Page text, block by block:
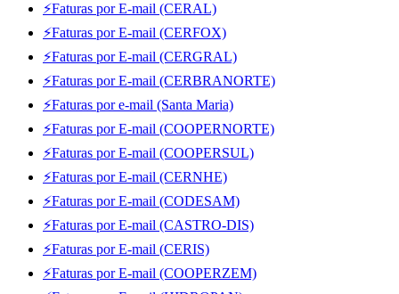
⚡Faturas por E-mail (CERAL)
⚡Faturas por E-mail (CERFOX)
⚡Faturas por E-mail (CERGRAL)
⚡Faturas por E-mail (CERBRANORTE)
⚡Faturas por e-mail (Santa Maria)
⚡Faturas por E-mail (COOPERNORTE)
⚡Faturas por E-mail (COOPERSUL)
⚡Faturas por E-mail (CERNHE)
⚡Faturas por E-mail (CODESAM)
⚡Faturas por E-mail (CASTRO-DIS)
⚡Faturas por E-mail (CERIS)
⚡Faturas por E-mail (COOPERZEM)